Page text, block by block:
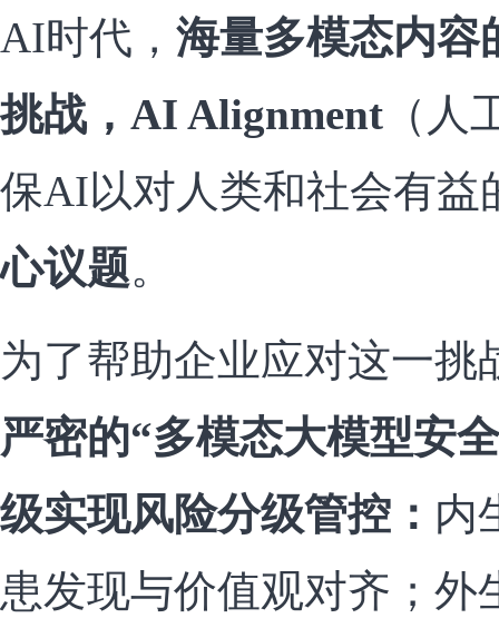
AI时代， 海量多模态内容
挑战，AI Alignment （
保AI以对人类和社会有益
心议题。
为了帮助企业应对这一挑
严密的“多模态大模型安
级实现风险分级管控： 内
患发现与价值观对齐；外